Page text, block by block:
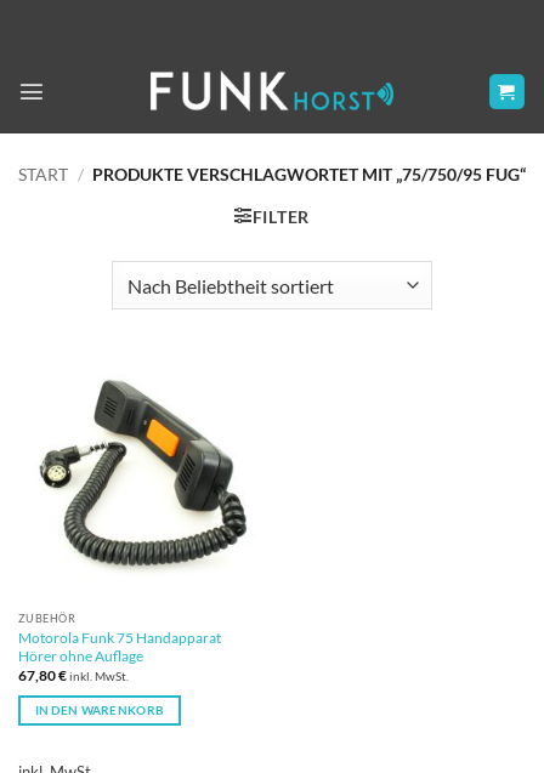
START / PRODUKTE VERSCHLAGWORTET MIT „75/750/95 FUG“
FILTER
ZUBEHÖR
Motorola Funk 75 Handapparat
Hörer ohne Auflage
67,80€inkl. MwSt.
IN DEN WARENKORB